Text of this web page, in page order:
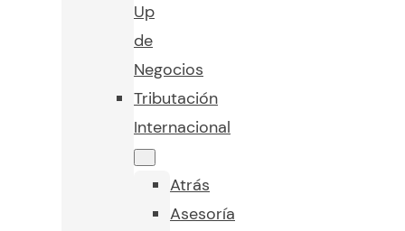
Up
de
Negocios
Tributación
Internacional
Atrás
Asesoría